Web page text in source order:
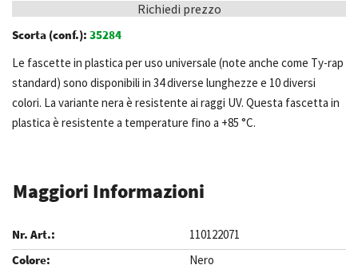
Richiedi prezzo
Scorta (conf.): 35284
Le fascette in plastica per uso universale (note anche come Ty-rap
standard) sono disponibili in 34 diverse lunghezze e 10 diversi
colori. La variante nera è resistente ai raggi UV. Questa fascetta in
plastica è resistente a temperature fino a +85 °C.
Maggiori Informazioni
110122071
Nero